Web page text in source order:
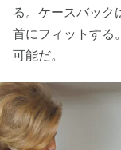
る。ケースバック
首にフィットする
可能だ。